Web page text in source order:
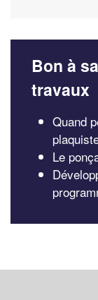
Bon à
travaux
Quand
Le